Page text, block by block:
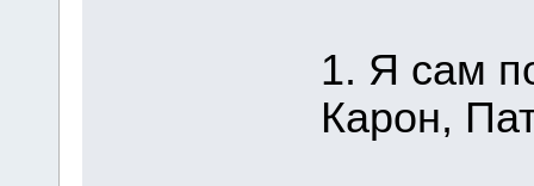
1. Я сам
Карон,